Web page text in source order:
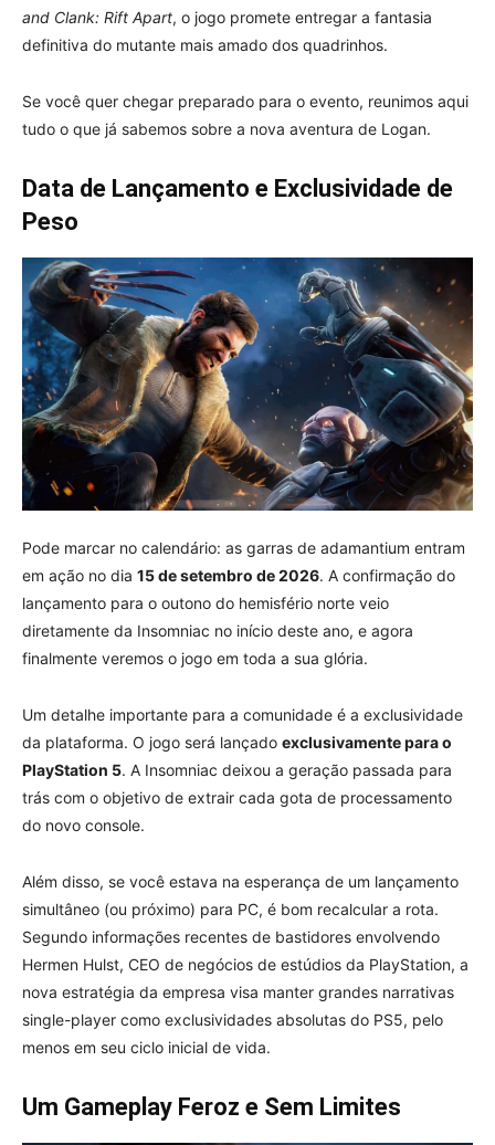
and Clank: Rift Apart, o jogo promete entregar a fantasia
definitiva do mutante mais amado dos quadrinhos.
Se você quer chegar preparado para o evento, reunimos aqui
tudo o que já sabemos sobre a nova aventura de Logan.
Data de Lançamento e Exclusividade de
Peso
Pode marcar no calendário: as garras de adamantium entram
em ação no dia 15 de setembro de 2026. A confirmação do
lançamento para o outono do hemisfério norte veio
diretamente da Insomniac no início deste ano, e agora
finalmente veremos o jogo em toda a sua glória.
Um detalhe importante para a comunidade é a exclusividade
da plataforma. O jogo será lançado exclusivamente para o
PlayStation 5. A Insomniac deixou a geração passada para
trás com o objetivo de extrair cada gota de processamento
do novo console.
Além disso, se você estava na esperança de um lançamento
simultâneo (ou próximo) para PC, é bom recalcular a rota.
Segundo informações recentes de bastidores envolvendo
Hermen Hulst, CEO de negócios de estúdios da PlayStation, a
nova estratégia da empresa visa manter grandes narrativas
single-player como exclusividades absolutas do PS5, pelo
menos em seu ciclo inicial de vida.
Um Gameplay Feroz e Sem Limites